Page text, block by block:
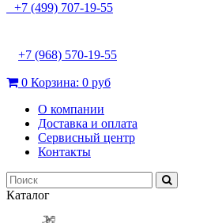
+7 (499) 707-19-55
+7 (968) 570-19-55
0 Корзина: 0 руб
О компании
Доставка и оплата
Сервисный центр
Контакты
Каталог